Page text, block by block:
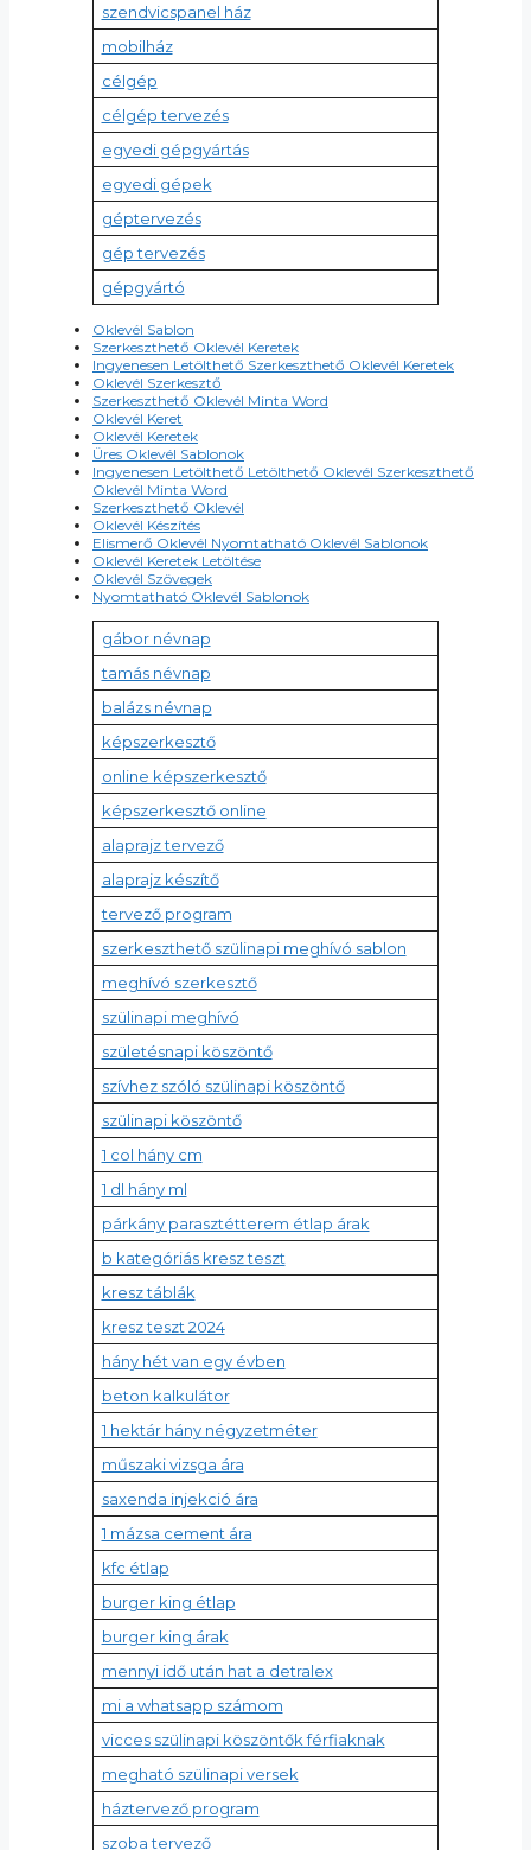
szendvicspanel ház
mobilház
célgép
célgép tervezés
egyedi gépgyártás
egyedi gépek
géptervezés
gép tervezés
gépgyártó
Oklevél Sablon
Szerkeszthető Oklevél Keretek
Ingyenesen Letölthető Szerkeszthető Oklevél Keretek
Oklevél Szerkesztő
Szerkeszthető Oklevél Minta Word
Oklevél Keret
Oklevél Keretek
Üres Oklevél Sablonok
Ingyenesen Letölthető Letölthető Oklevél Szerkeszthető
Oklevél Minta Word
Szerkeszthető Oklevél
Oklevél Készítés
Elismerő Oklevél Nyomtatható Oklevél Sablonok
Oklevél Keretek Letöltése
Oklevél Szövegek
Nyomtatható Oklevél Sablonok
gábor névnap
tamás névnap
balázs névnap
képszerkesztő
online képszerkesztő
képszerkesztő online
alaprajz tervező
alaprajz készítő
tervező program
szerkeszthető szülinapi meghívó sablon
meghívó szerkesztő
szülinapi meghívó
születésnapi köszöntő
szívhez szóló szülinapi köszöntő
szülinapi köszöntő
1 col hány cm
1 dl hány ml
párkány parasztétterem étlap árak
b kategóriás kresz teszt
kresz táblák
kresz teszt 2024
hány hét van egy évben
beton kalkulátor
1 hektár hány négyzetméter
műszaki vizsga ára
saxenda injekció ára
1 mázsa cement ára
kfc étlap
burger king étlap
burger king árak
mennyi idő után hat a detralex
mi a whatsapp számom
vicces szülinapi köszöntők férfiaknak
megható szülinapi versek
háztervező program
szoba tervező